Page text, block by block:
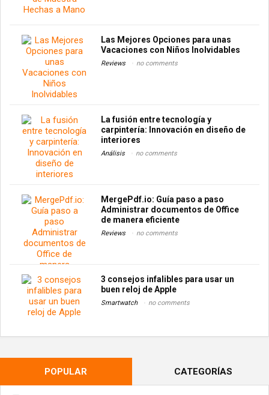
Las Mejores Opciones para unas
Vacaciones con Niños Inolvidables
Reviews no comments
La fusión entre tecnología y
carpintería: Innovación en diseño de
interiores
Análisis no comments
MergePdf.io: Guía paso a paso
Administrar documentos de Office
de manera eficiente
Reviews no comments
3 consejos infalibles para usar un
buen reloj de Apple
Smartwatch no comments
POPULAR CATEGORÍAS